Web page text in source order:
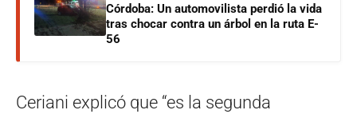
Córdoba: Un automovilista perdió la vida
tras chocar contra un árbol en la ruta E-
56
Ceriani explicó que “es la segunda